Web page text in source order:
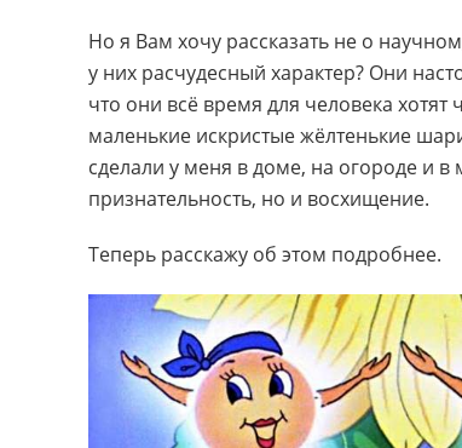
Но я Вам хочу рассказать не о
у них расчудесный характер? Они
что они всё время для человека
маленькие искристые жёлтенькие
сделали у меня в доме, на огороде и
признательность, но и восхищение.
Теперь расскажу об этом подробнее.